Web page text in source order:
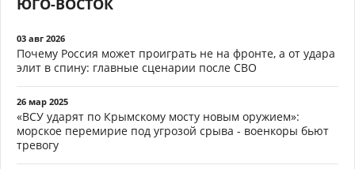
ЮГО-ВОСТОК
03 авг 2026
Почему Россия может проиграть не на фронте, а от удара
элит в спину: главные сценарии после СВО
26 мар 2025
«ВСУ ударят по Крымскому мосту новым оружием»:
морское перемирие под угрозой срыва - военкоры бьют
тревогу